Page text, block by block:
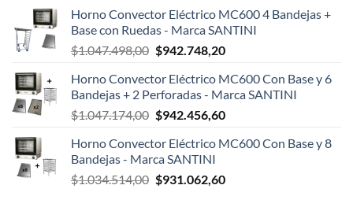
original
era:
$124.999,00.
actual
es:
$108.199,00.
Horno Convector Eléctrico MC600 4 Bandejas +
Base con Ruedas - Marca SANTINI
$1.047.498,00 El
original
era:
$1.047.498,00.
$942.748,20El
actual
es:
$942.748,20.
Horno Convector Eléctrico MC600 Con Base y 6
Bandejas + 2 Perforadas - Marca SANTINI
$1.047.174,00 El
original
era:
$1.047.174,00.
$942.456,60El
actual
$942.456,60.
Horno Convector Eléctrico MC600 Con Base y 8
Bandejas - Marca SANTINI
$1.034.514,00 El
$931.062,60El